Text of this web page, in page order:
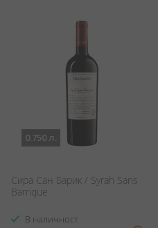
0.750 л.
Сира Сан Барик / Syrah Sans
Barrique
В наличност